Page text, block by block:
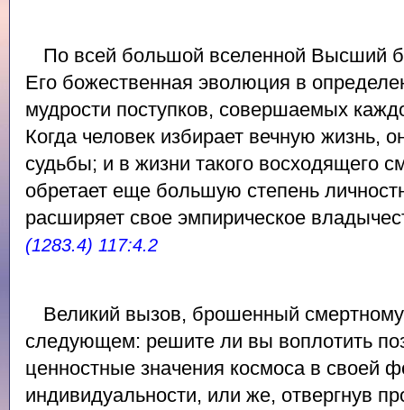
По всей большой вселенной Высший
Его божественная эволюция в
мудрости поступков, совершаемых
Когда человек избирает вечную жизнь,
судьбы; и в жизни такого восходящего
обретает еще большую степень
расширяет свое эмпирическое
(1283.4) 117:4.2
Великий вызов, брошенный смертному
следующем: решите ли вы воплотить
ценностные значения космоса в своей
индивидуальности, или же, отвергнув